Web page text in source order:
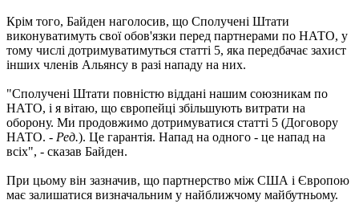
Крім того, Байден наголосив, що Сполучені Штати
виконуватимуть свої обов'язки перед партнерами по НАТО, у
тому числі дотримуватимуться статті 5, яка передбачає захист
інших членів Альянсу в разі нападу на них.
"Сполучені Штати повністю віддані нашим союзникам по
НАТО, і я вітаю, що європейці збільшують витрати на
оборону. Ми продовжимо дотримуватися статті 5 (Договору
НАТО. - Ред.). Це гарантія. Напад на одного - це напад на
всіх", - сказав Байден.
При цьому він зазначив, що партнерство між США і Європою
має залишатися визначальним у найближчому майбутньому.